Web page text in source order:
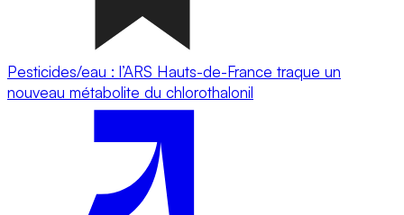
Pesticides/eau : l’ARS Hauts-de-France traque un
nouveau métabolite du chlorothalonil